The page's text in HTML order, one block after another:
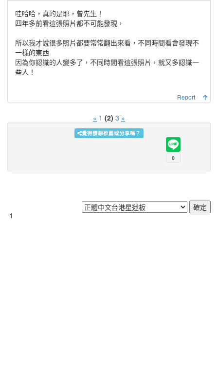
哇哈哈，真的是耶，曾先生！
四年多前看這張照片都不可能發現，
所以我才說很多照片都要常常翻出來看，不同時間看會發現不
一樣的東西
因為你認識的人變多了，不同時間看這張照片，就又多認識一
些人！
Report
« 1 (2) 3 »
覺得讚想推薦或分享嗎？
1